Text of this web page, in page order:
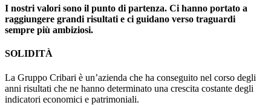
I nostri valori sono il punto di partenza. Ci hanno portato a
raggiungere grandi risultati e ci guidano verso traguardi
sempre più ambiziosi.
SOLIDITÀ
La Gruppo Cribari è un’azienda che ha conseguito nel corso degli
anni risultati che ne hanno determinato una crescita costante degli
indicatori economici e patrimoniali.